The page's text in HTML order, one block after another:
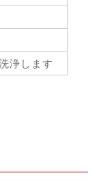
浄します